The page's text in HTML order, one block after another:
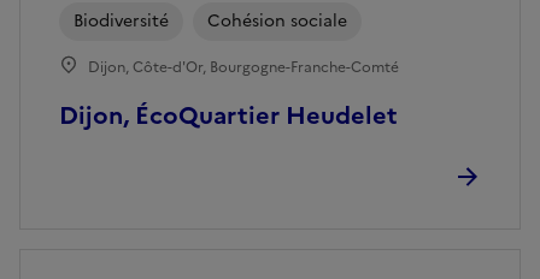
Dijon, ÉcoQuartier Heudelet
Biodiversité Cohésion sociale
Dijon, Côte-d'Or, Bourgogne-Franche-Comté